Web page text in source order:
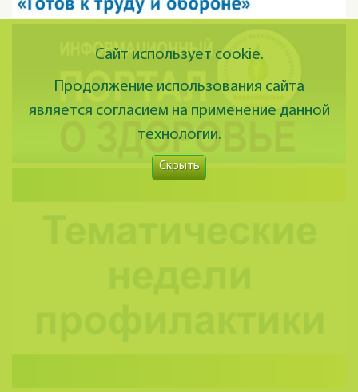
Сайт использует cookie.
Продолжение использования сайта
является согласием на применение данной
технологии.
Скрыть